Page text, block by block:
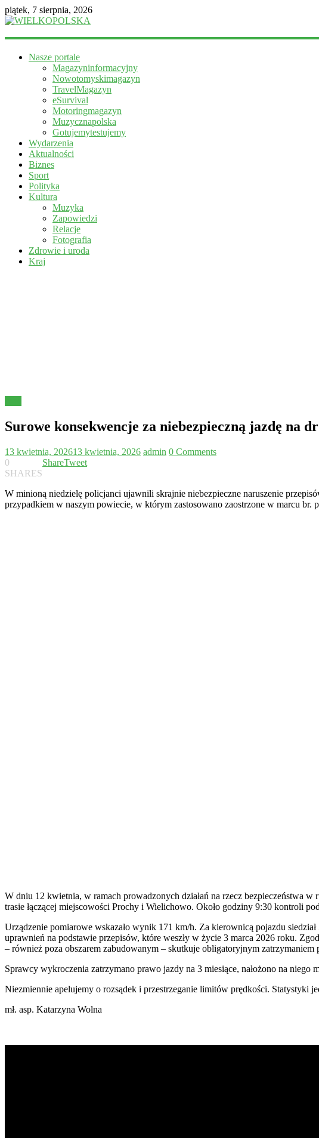
piątek, 7 sierpnia, 2026
WIELKOPOLSKA
informacyjny
Nasze portale
Magazyninformacyjny
Nowotomyskimagazyn
TravelMagazyn
eSurvival
Motoringmagazyn
Muzycznapolska
Gotujemytestujemy
Wydarzenia
Aktualności
Biznes
Sport
Polityka
Kultura
Muzyka
Zapowiedzi
Relacje
Fotografia
Zdrowie i uroda
Kraj
Surowe konsekwencje za niebezpieczną jazdę na
13 kwietnia, 202613 kwietnia, 2026 admin 0 Comments
0
SHARES
ShareTweet
W minioną niedzielę policjanci ujawnili skrajnie niebezpieczne naruszenie
przypadkiem w naszym powiecie, w którym zastosowano zaostrzone w marcu br.
W dniu 12 kwietnia, w ramach prowadzonych działań na rzecz
trasie łączącej miejscowości Prochy i Wielichowo. Około godziny 9:30 kontroli
Urządzenie pomiarowe wskazało wynik 171 km/h. Za kierownicą pojazdu
uprawnień na podstawie przepisów, które weszły w życie 3 marca 2026 roku.
– również poza obszarem zabudowanym – skutkuje obligatoryjnym zatrzymaniem
Sprawcy wykroczenia zatrzymano prawo jazdy na 3 miesiące, nałożono na
Niezmiennie apelujemy o rozsądek i przestrzeganie limitów prędkości. Statystyki
mł. asp. Katarzyna Wolna